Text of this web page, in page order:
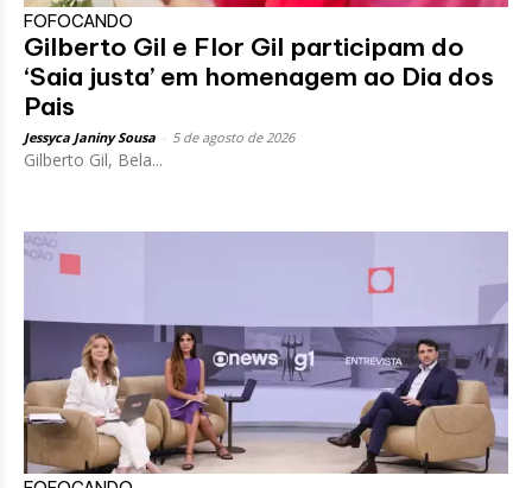
FOFOCANDO
Gilberto Gil e Flor Gil participam do
‘Saia justa’ em homenagem ao Dia dos
Pais
Jessyca Janiny Sousa 5 de agosto de 2026
Gilberto Gil, Bela...